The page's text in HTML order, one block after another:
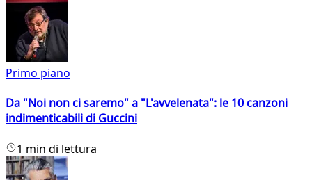
Primo piano
Da "Noi non ci saremo" a "L'avvelenata": le 10 canzoni
indimenticabili di Guccini
1 min di lettura